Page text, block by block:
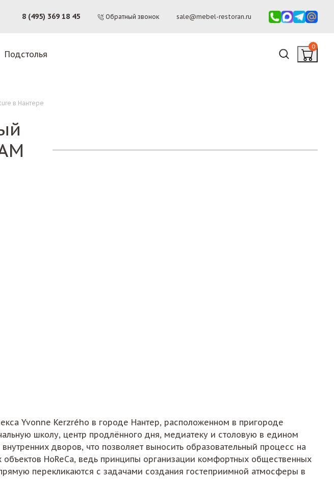
8 (495) 369 18 45 Обратный звонок sale@mebel-restoran.ru
Подстолья
0
в Нантере
Yvonne Kerzrého в городе Нантер, расположенном в пригороде
школу, центр продлённого дня, медиатеку и столовую в едином
дворов, что позволяет выносить образовательный процесс на
HoReCa, ведь принципы организации комфортных общественных
перекликаются с задачами создания гостеприимной атмосферы в